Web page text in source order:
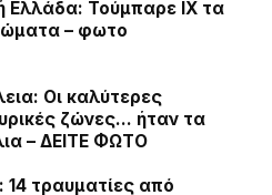
Ελλάδα: Τούμπαρε ΙΧ τα
– φωτο
Οι καλύτερες
ζώνες… ήταν τα
– ΔΕΙΤΕ ΦΩΤΟ
14 τραυματίες από